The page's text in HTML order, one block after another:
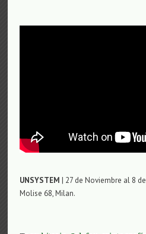
UNSYSTEM | 27 de Noviembre al 8
Molise 68, Milan.